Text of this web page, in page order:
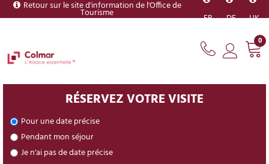
Retour sur le site d'information de l'Office de
Tourisme FR DE UK
0
RÉSERVEZ VOTRE VISITE
Pour une date précise
Pendant mon séjour
Je n'ai pas de date précise